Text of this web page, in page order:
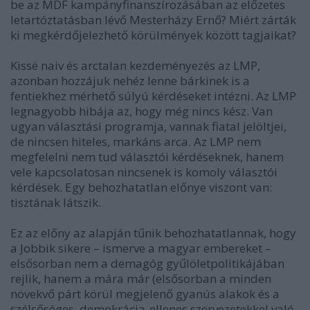
be az MDF kampányfinanszírozásában az előzetes
letartóztatásban lévő Mesterházy Ernő? Miért zárták
ki megkérdőjelezhető körülmények között tagjaikat?
Kissé naiv és arctalan kezdeményezés az LMP,
azonban hozzájuk nehéz lenne bárkinek is a
fentiekhez mérhető súlyú kérdéseket intézni. Az LMP
legnagyobb hibája az, hogy még nincs kész. Van
ugyan választási programja, vannak fiatal jelöltjei,
de nincsen hiteles, markáns arca. Az LMP nem
megfelelni nem tud választói kérdéseknek, hanem
vele kapcsolatosan nincsenek is komoly választói
kérdések. Egy behozhatatlan előnye viszont van:
tisztának látszik.
Ez az előny az alapján tűnik behozhatatlannak, hogy
a Jobbik sikere – ismerve a magyar embereket –
elsősorban nem a demagóg gyűlöletpolitikájában
rejlik, hanem a mára már (elsősorban a minden
növekvő párt körül megjelenő gyanús alakok és a